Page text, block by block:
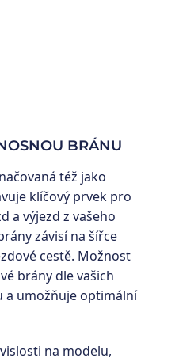
BRÁNU
též jako
klíčový prvek pro
a výjezd z vašeho
závisí na šířce
cestě. Možnost
brány dle vašich
a umožňuje optimální
na modelu,